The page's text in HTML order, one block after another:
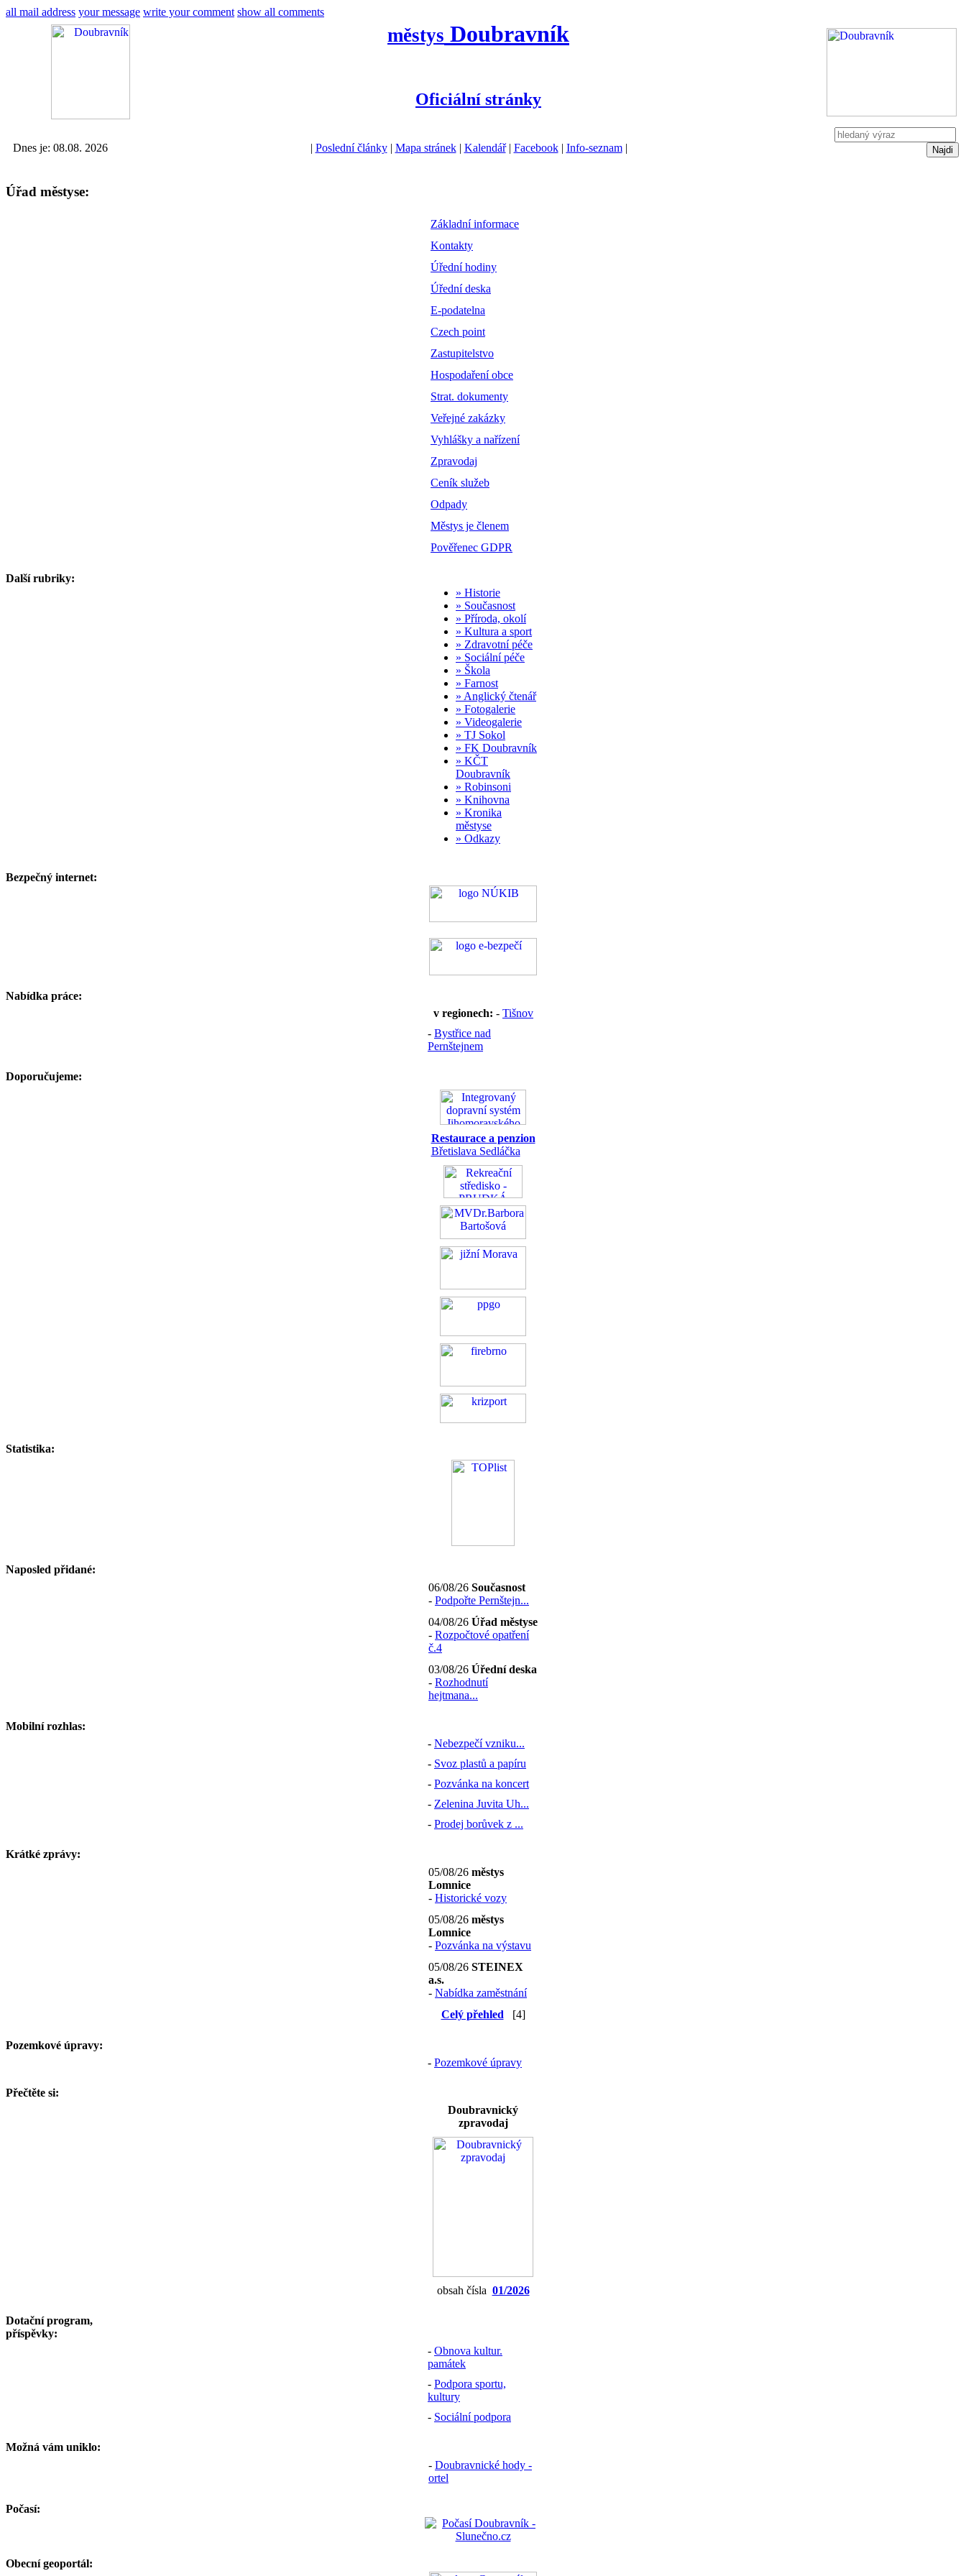
all mail address your message write your comment show all comments
městys Doubravník
Oficiální stránky
Dnes je: 08.08. 2026 | Poslední články| Mapa stránek| Kalendář| Facebook| Info-seznam|
Úřad městyse:
Základní informace
Kontakty
Úřední hodiny
Úřední deska
E-podatelna
Czech point
Zastupitelstvo
Hospodaření obce
Strat. dokumenty
Veřejné zakázky
Vyhlášky a nařízení
Zpravodaj
Ceník služeb
Odpady
Městys je členem
Pověřenec GDPR
Další rubriky:
» Historie
» Současnost
» Příroda, okolí
» Kultura a sport
» Zdravotní péče
» Sociální péče
» Škola
» Farnost
» Anglický čtenář
» Fotogalerie
» Videogalerie
» TJ Sokol
» FK Doubravník
» KČT
Doubravník
» Robinsoni
» Knihovna
» Kronika
městyse
» Odkazy
Bezpečný internet:
Nabídka práce:
v regionech: - Tišnov
- Bystřice nad
Pernštejnem
Doporučujeme:
Restaurace a penzion
Břetislava Sedláčka
Statistika:
Naposled přidané:
06/08/26 Současnost
- Podpořte Pernštejn...
04/08/26 Úřad městyse
- Rozpočtové opatření
č.4
03/08/26 Úřední deska
- Rozhodnutí
hejtmana...
Mobilní rozhlas:
- Nebezpečí vzniku...
- Svoz plastů a papíru
- Pozvánka na koncert
- Zelenina Juvita Uh...
- Prodej borůvek z ...
Krátké zprávy:
05/08/26 městys
Lomnice
- Historické vozy
05/08/26 městys
Lomnice
- Pozvánka na výstavu
05/08/26 STEINEX
a.s.
- Nabídka zaměstnání
Celý přehled[4]
Pozemkové úpravy:
- Pozemkové úpravy
Přečtěte si:
Doubravnický
zpravodaj
obsah čísla 01/2026
Dotační program,
příspěvky:
- Obnova kultur.
památek
- Podpora sportu,
kultury
- Sociální podpora
Možná vám uniklo:
- Doubravnické hody -
ortel
Počasí:
Obecní geoportál: